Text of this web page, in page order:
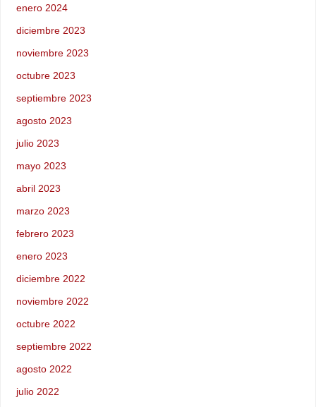
enero 2024
diciembre 2023
noviembre 2023
octubre 2023
septiembre 2023
agosto 2023
julio 2023
mayo 2023
abril 2023
marzo 2023
febrero 2023
enero 2023
diciembre 2022
noviembre 2022
octubre 2022
septiembre 2022
agosto 2022
julio 2022